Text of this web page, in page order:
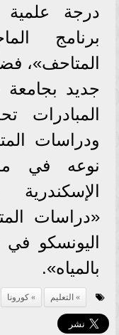
درجة
برنامج
المتاحف»،
جديد
المبادرات
ودراسات
نوعه في
«دراسات
اليونسكو في
بالمياه».
التعليم كورونا